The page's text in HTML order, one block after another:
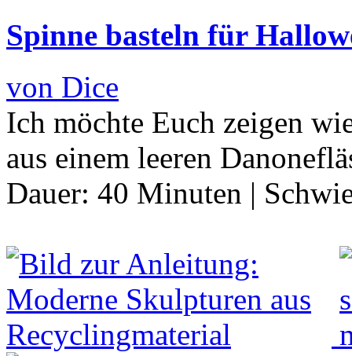
Spinne basteln für
von Dice
Ich möchte Euch zeigen
aus einem leeren
Dauer: 40 Minuten |